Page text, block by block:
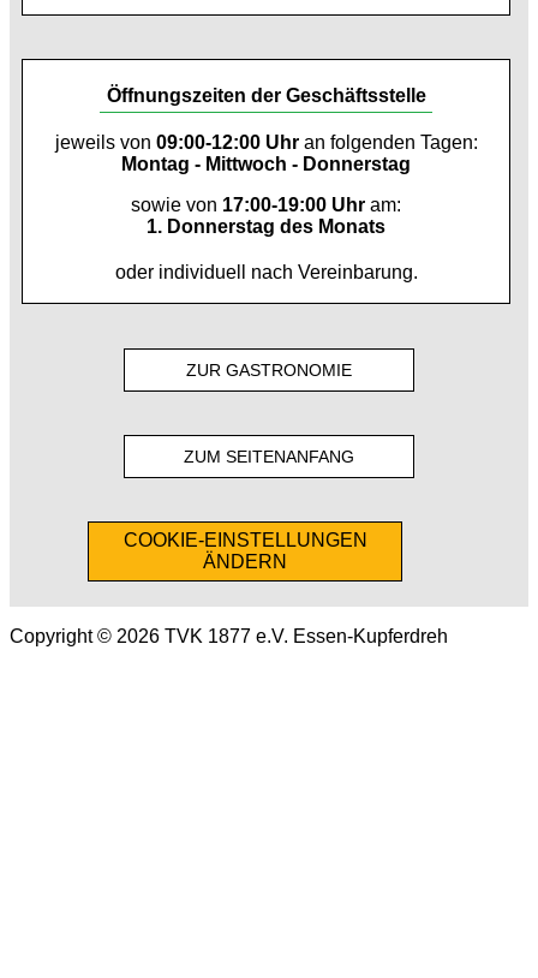
Öffnungszeiten der Geschäftsstelle
jeweils von 09:00-12:00 Uhran folgenden Tagen:
Montag - Mittwoch - Donnerstag
sowie von 17:00-19:00 Uhr am:
1. Donnerstag des Monats
oder individuell nach Vereinbarung.
ZUR GASTRONOMIE
ZUM SEITENANFANG
COOKIE-EINSTELLUNGEN
ÄNDERN
Copyright © 2026 TVK 1877 e.V. Essen-Kupferdreh